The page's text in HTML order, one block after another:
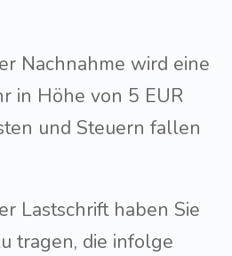
Nachnahme wird eine
in Höhe von 5 EUR
und Steuern fallen
Lastschrift haben Sie
tragen, die infolge